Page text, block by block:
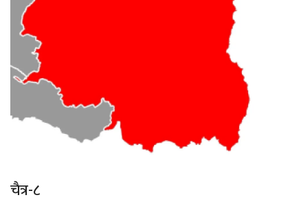
चैत्र-८